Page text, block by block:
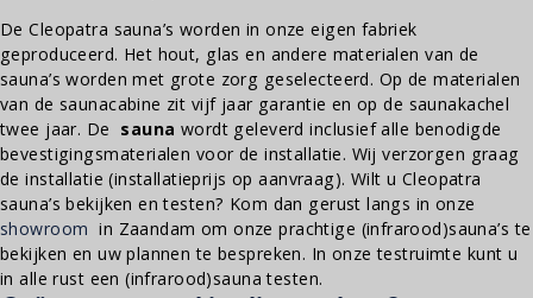
De Cleopatra sauna’s worden in onze eigen fabriek
geproduceerd. Het hout, glas en andere materialen van de
sauna’s worden met grote zorg geselecteerd. Op de materialen
van de saunacabine zit vijf jaar garantie en op de saunakachel
twee jaar. De sauna wordt geleverd inclusief alle benodigde
bevestigingsmaterialen voor de installatie. Wij verzorgen graag
de installatie (installatieprijs op aanvraag). Wilt u Cleopatra
sauna’s bekijken en testen? Kom dan gerust langs in onze
showroom in Zaandam om onze prachtige (infrarood)sauna’s te
bekijken en uw plannen te bespreken. In onze testruimte kunt u
in alle rust een (infrarood)sauna testen.